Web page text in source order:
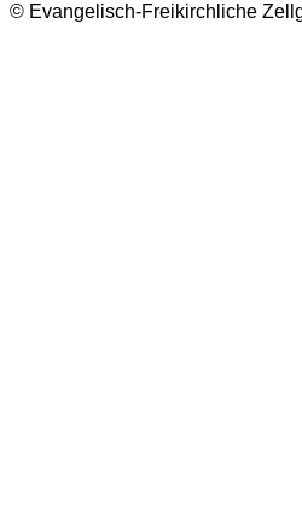
© Evangelisch-Freikirchliche